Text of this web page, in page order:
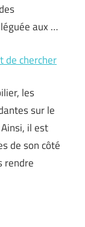
aux …
de chercher
les
sur le
il est
de son côté
rendre